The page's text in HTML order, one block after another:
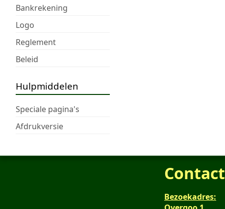
Bankrekening
Logo
Reglement
Beleid
Hulpmiddelen
Speciale pagina's
Afdrukversie
Contact
Bezoekadres: